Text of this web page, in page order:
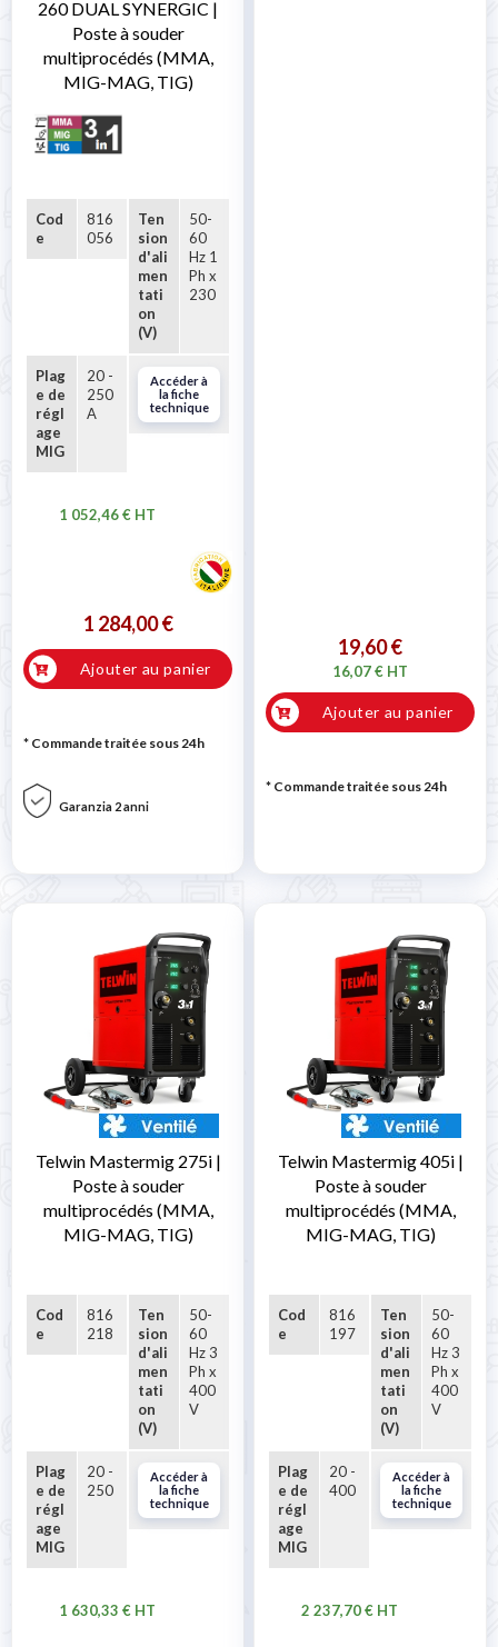
260 DUAL SYNERGIC |
Poste à souder
multiprocédés (MMA,
MIG-MAG, TIG)
Cod
e
816
056
Ten
sion
d'ali
men
tati
on
(V)
50-
60
Hz 1
Ph x
230
Plag
e de
régl
age
MIG
20 -
250
A
Accéder à
la fiche
technique
1 284,00 €
1 052,46 € HT
Ajouter au panier
* Commande traitée sous 24h
Garanzia 2 anni
19,60 €
16,07 € HT
Ajouter au panier
* Commande traitée sous 24h
Telwin Mastermig 275i |
Poste à souder
multiprocédés (MMA,
MIG-MAG, TIG)
Cod
e
816
218
Ten
sion
d'ali
men
tati
on
(V)
50-
60
Hz 3
Ph x
400
V
Plag
e de
régl
age
MIG
20 -
250
Accéder à
la fiche
technique
1 630,33 € HT
Telwin Mastermig 405i |
Poste à souder
multiprocédés (MMA,
MIG-MAG, TIG)
Cod
e
816
197
Ten
sion
d'ali
men
tati
on
(V)
50-
60
Hz 3
Ph x
400
V
Plag
e de
régl
age
MIG
20 -
400
Accéder à
la fiche
technique
2 237,70 € HT